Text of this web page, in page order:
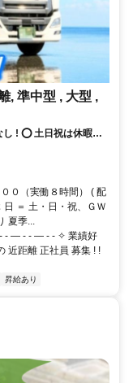
, 準中型 , 大型 ,
暇！
０（実働８時間） ( 配
＝ 土・日・祝、ＧＷ
夏季...
- ― - - ― - - ✧ 業績好
近距離 正社員 募集 ! !
昇給あり